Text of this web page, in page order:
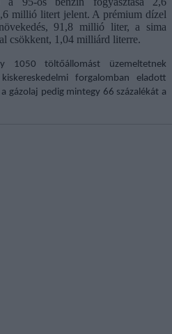
millió litert jelent. A prémium dízel
91,8 millió liter, a sima
csökkent, 1,04 milliárd literre.
1050 töltőállomást üzemeltetnek
forgalomban eladott
gázolaj pedig mintegy 66 százalékát a